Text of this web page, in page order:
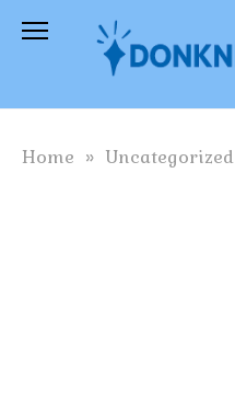
Skip
Home » Uncategorized